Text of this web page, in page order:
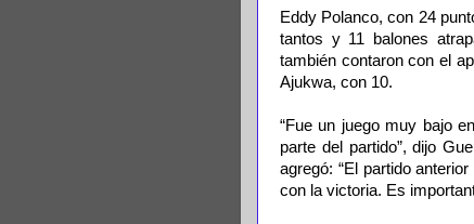
Eddy Polanco, con 24
tantos y 11 balones
también contaron con el
Ajukwa, con 10.
“Fue un juego muy bajo
parte del partido”, dijo
agregó: “El partido
con la victoria. Es